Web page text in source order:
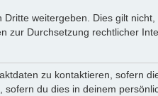
weitergeben. Dies gilt
Durchsetzung rechtlicher
zu kontaktieren, sofern
du dies in deinem